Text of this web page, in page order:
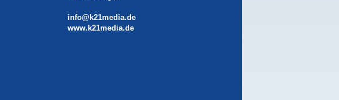
info@k21media.de
www.k21media.de